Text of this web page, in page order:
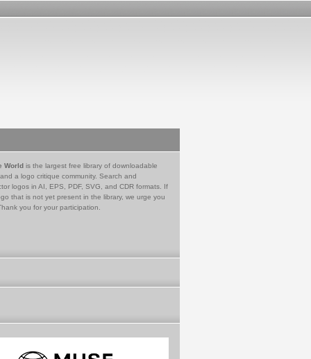
World is the largest free library of downloadable
a logo critique community. Search and
logos in AI, EPS, PDF, SVG, and CDR formats. If
that is not yet present in the library, we urge you
you for your participation.